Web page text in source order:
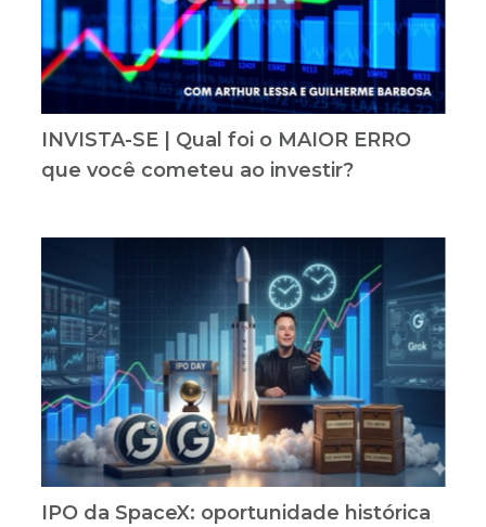
INVISTA-SE | Qual foi o MAIOR ERRO
que você cometeu ao investir?
IPO da SpaceX: oportunidade histórica